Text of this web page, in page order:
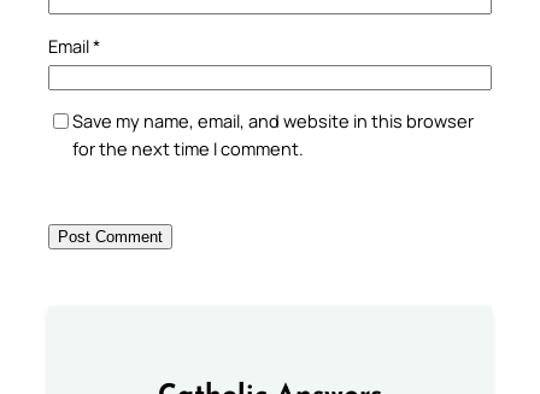
Email*
Save my name, email, and website in this browser
for the next time I comment.